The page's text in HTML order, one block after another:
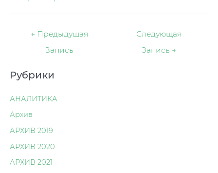
Навигация
← Предыдущая
Запись
Следующая
Запись →
Рубрики
АНАЛИТИКА
Архив
АРХИВ 2019
АРХИВ 2020
АРХИВ 2021